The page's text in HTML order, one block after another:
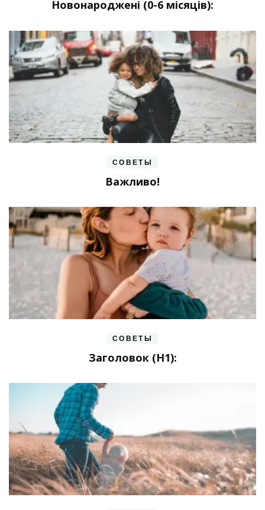
Новонароджені (0-6 місяців):
СОВЕТЫ
Важливо!
СОВЕТЫ
Заголовок (H1):